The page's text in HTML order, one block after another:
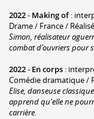
2022- Making of:
Drame / France /
Simon, réalisateur
combat d’ouvriers pour
2022- En corps :
Comédie dramatique /
Elise, danseuse
apprend qu'elle ne
carrière.